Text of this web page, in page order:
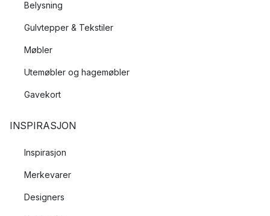
Belysning
Gulvtepper & Tekstiler
Møbler
Utemøbler og hagemøbler
Gavekort
INSPIRASJON
Inspirasjon
Merkevarer
Designers